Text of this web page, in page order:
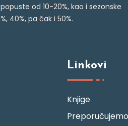
od 10-20%, kao i sezonske
40%, pa čak i 50%.
Linkovi
Knjige
Preporučujemo